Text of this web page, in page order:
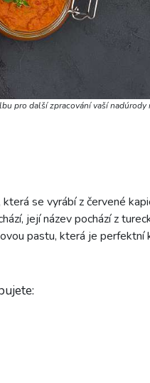
pro další zpracování vaší
se vyrábí z červené
její název pochází z
pastu, která je perfektní